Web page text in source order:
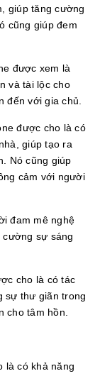
giúp tăng cường
cũng giúp đem
được xem là
và tài lộc cho
đến với gia chủ.
được cho là có
giúp tạo ra
Nó cũng giúp
cảm với người
đam mê nghệ
cường sự sáng
cho là có tác
sự thư giãn trong
cho tâm hồn.
là có khả năng